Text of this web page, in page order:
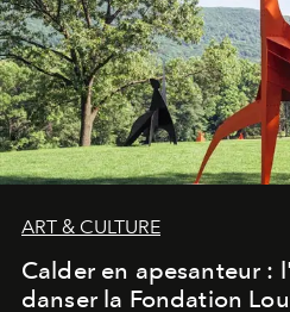
ART & CULTURE
Calder en apesanteur :
danser la Fondation